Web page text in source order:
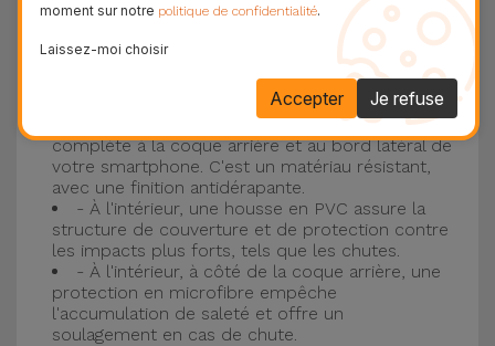
construction robuste et de qualité, avec une
construction à trois couches, pour éviter au
maximum les accidents et les casses !
- Une première couche de silicone liquide
donne de la couleur et une couverture
complète à la coque arrière et au bord latéral de
votre smartphone. C'est un matériau résistant,
avec une finition antidérapante.
- À l'intérieur, une housse en PVC assure la
structure de couverture et de protection contre
les impacts plus forts, tels que les chutes.
- À l'intérieur, à côté de la coque arrière, une
protection en microfibre empêche
l'accumulation de saleté et offre un
soulagement en cas de chute.
moment sur notre politique de confidentialité.
Laissez-moi choisir
Je refuse
Accepter